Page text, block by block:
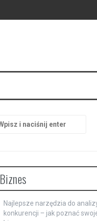
Biznes
Najlepsze narzędzia do
konkurencji – jak poznać